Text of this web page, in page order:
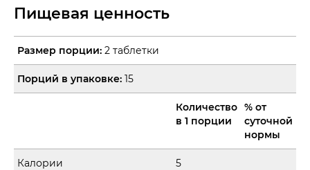
Пищевая ценность
Размер порции: 2 таблетки
Порций в упаковке: 15
Количество
в 1 порции
% от
суточной
нормы
Калории 5